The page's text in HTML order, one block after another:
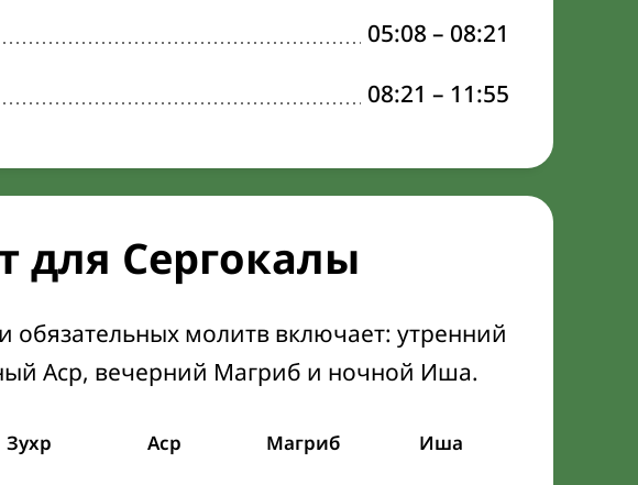
05:08 – 08:21
08:21 – 11:55
для Сергокалы
обязательных молитв включает: утренний
Аср, вечерний Магриб и ночной Иша.
Зухр Аср Магриб Иша